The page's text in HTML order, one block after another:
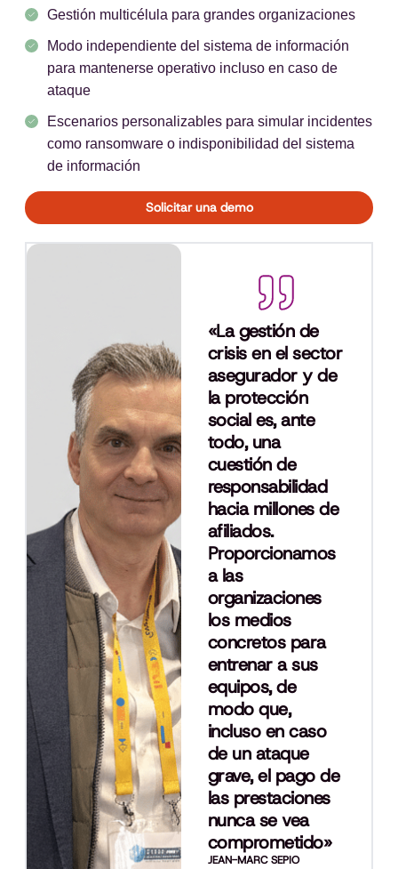
Gestión multicélula para grandes organizaciones
Modo independiente del sistema de información
para mantenerse operativo incluso en caso de
ataque
Escenarios personalizables para simular incidentes
como ransomware o indisponibilidad del sistema
de información
Solicitar una demo
«La gestión de
crisis en el sector
asegurador y de
la protección
social es, ante
todo, una
cuestión de
responsabilidad
hacia millones de
afiliados.
Proporcionamos
a las
organizaciones
los medios
concretos para
entrenar a sus
equipos, de
modo que,
incluso en caso
de un ataque
grave, el pago de
las prestaciones
nunca se vea
comprometido»
JEAN-MARC SEPIO